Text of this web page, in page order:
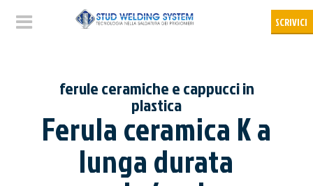
ferule ceramiche e cappucci in
plastica
Ferula ceramica K a
lunga durata